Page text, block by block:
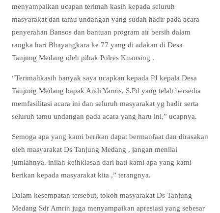
menyampaikan ucapan terimah kasih kepada seluruh
masyarakat dan tamu undangan yang sudah hadir pada acara
penyerahan Bansos dan bantuan program air bersih dalam
rangka hari Bhayangkara ke 77 yang di adakan di Desa
Tanjung Medang oleh pihak Polres Kuansing .
“Terimahkasih banyak saya ucapkan kepada PJ kepala Desa
Tanjung Medang bapak Andi Yarnis, S.Pd yang telah bersedia
memfasilitasi acara ini dan seluruh masyarakat yg hadir serta
seluruh tamu undangan pada acara yang haru ini,” ucapnya.
Semoga apa yang kami berikan dapat bermanfaat dan dirasakan
oleh masyarakat Ds Tanjung Medang , jangan menilai
jumlahnya, inilah keihklasan dari hati kami apa yang kami
berikan kepada masyarakat kita ,” terangnya.
Dalam kesempatan tersebut, tokoh masyarakat Ds Tanjung
Medang Sdr Amrin juga menyampaikan apresiasi yang sebesar